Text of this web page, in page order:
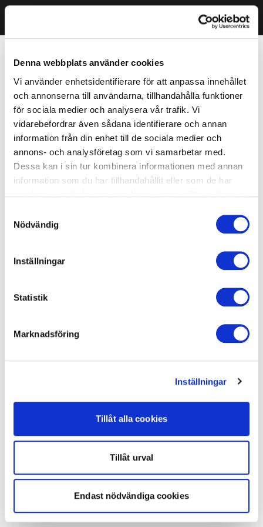
Denna webbplats använder cookies
Vi använder enhetsidentifierare för att anpassa innehållet
och annonserna till användarna, tillhandahålla funktioner
för sociala medier och analysera vår trafik. Vi
vidarebefordrar även sådana identifierare och annan
information från din enhet till de sociala medier och
annons- och analysföretag som vi samarbetar med.
Dessa kan i sin tur kombinera informationen med annan
information som du har tillhandahållit eller som de har
Nödvändig
Inställningar
Statistik
Marknadsföring
Inställningar
Tillåt alla cookies
Tillåt urval
Endast nödvändiga cookies